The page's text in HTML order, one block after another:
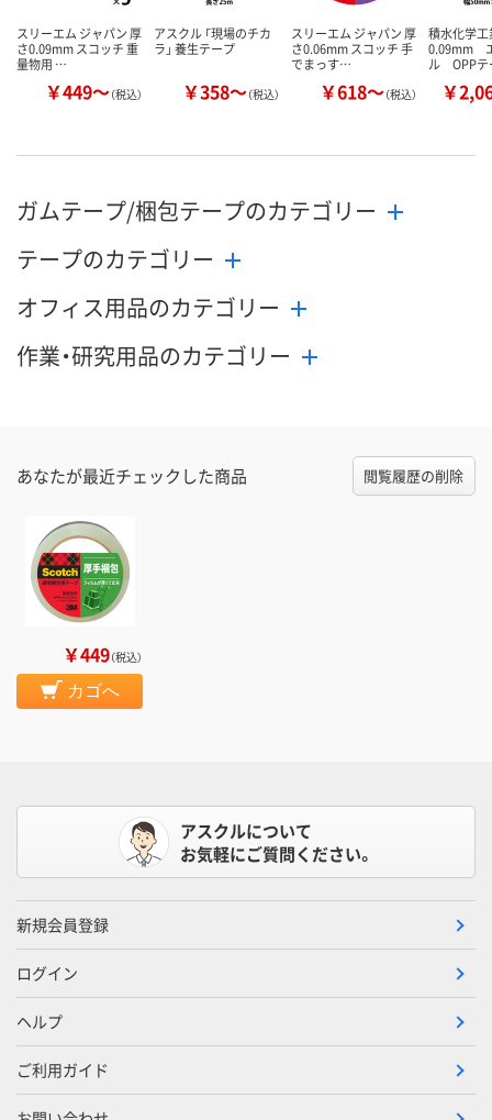
スリーエム ジャパン 厚
さ0.09mm スコッチ 重
量物用 …
￥449～（税込）
アスクル 「現場のチカ
ラ」 養生テープ
￥358～（税込）
スリーエム ジャパン 厚
さ0.06mm スコッチ 手
でまっす…
￥618～（税込）
積水化学
0.09mm
ル OPP
￥
ガムテープ/梱包テープのカテゴリー
テープのカテゴリー
オフィス用品のカテゴリー
作業・研究用品のカテゴリー
あなたが最近チェックした商品 閲覧履歴の削除
￥449（税込）
カゴへ
アスクルについて
お気軽にご質問ください。
新規会員登録
ログイン
ヘルプ
ご利用ガイド